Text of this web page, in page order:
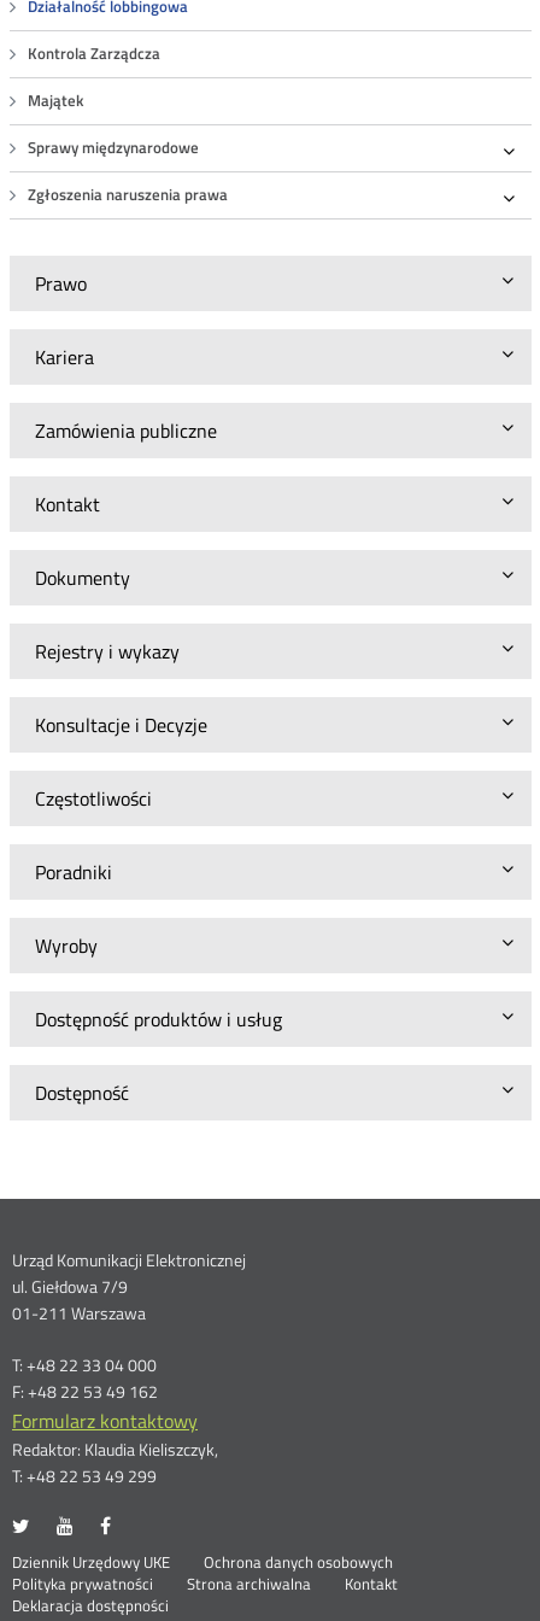
Działalność lobbingowa
Kontrola Zarządcza
Majątek
Sprawy międzynarodowe
Zgłoszenia naruszenia prawa
Prawo
Kariera
Zamówienia publiczne
Kontakt
Dokumenty
Rejestry i wykazy
Konsultacje i Decyzje
Częstotliwości
Poradniki
Wyroby
Dostępność produktów i usług
Dostępność
Dane
kontaktowe
Urząd Komunikacji Elektronicznej
ul. Giełdowa 7/9
01-211 Warszawa
T: +48 22 33 04 000
F: +48 22 53 49 162
Formularz kontaktowy
Redaktor: Klaudia Kieliszczyk,
T: +48 22 53 49 299
UKE
portalu
Twitter
Otwórz
nowym
oknie
UKE
portalu
Youtube
Otwórz
nowym
oknie
portalu
Facebook
nowym
oknie
Stopka
Dziennik Urzędowy UKE Otwórz
Ochrona danych osobowych
Polityka prywatności
Otwórz
w
Strona archiwalna
Kontakt
Deklaracja dostępności